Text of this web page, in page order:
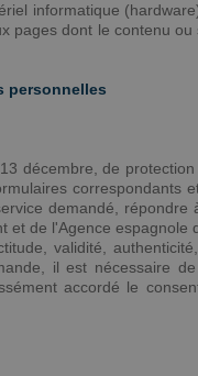
informatique
pages dont le contenu
personnelles
décembre, de
demandé,
et de l'Agence
validité,
il est nécessaire
accordé le